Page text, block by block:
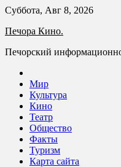
Skip
content
Суббота, Авг 8, 2026
Печора Кино.
Печорский
Мир
Культура
Кино
Театр
Общество
Факты
Туризм
Карта сайта